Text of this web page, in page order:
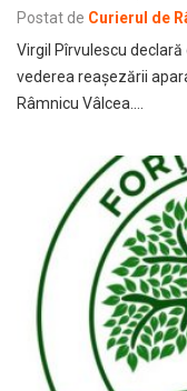
Postat de Curierul de
Virgil Pîrvulescu
vederea reașezării
Râmnicu Vâlcea.…